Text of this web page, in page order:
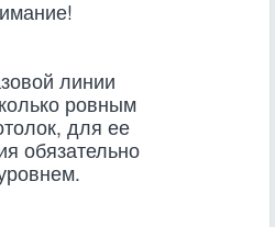
линии
ровным
для ее
обязательно